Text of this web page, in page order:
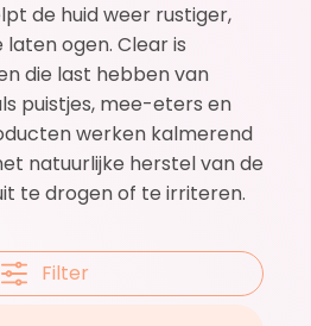
de huid weer rustiger,
ogen. Clear is
die last hebben van
puistjes, mee-eters en
werken kalmerend
natuurlijke herstel van de
te drogen of te irriteren.
Filter